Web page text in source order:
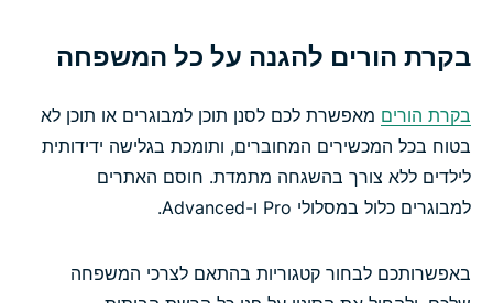
בקרת הורים להגנה על כל המשפחה
בקרת הורים מאפשרת לכם לסנן תוכן למבוגרים או תוכן לא
בטוח בכל המכשירים המחוברים, ותומכת בגלישה ידידותית
לילדים ללא צורך בהשגחה מתמדת. חוסם האתרים
למבוגרים כלול במסלולי Pro ו-Advanced.
באפשרותכם לבחור קטגוריות בהתאם לצרכי המשפחה